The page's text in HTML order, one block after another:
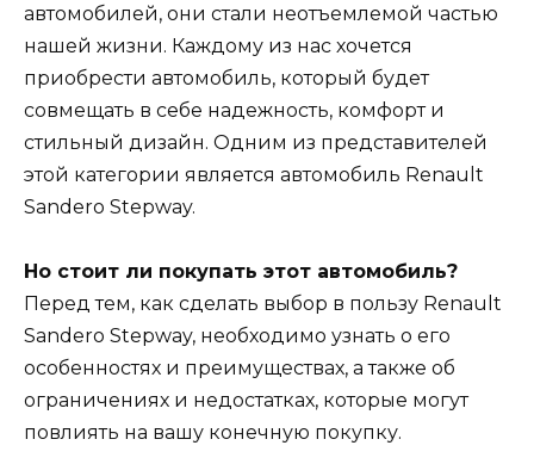
автомобилей, они стали неотъемлемой частью
нашей жизни. Каждому из нас хочется
приобрести автомобиль, который будет
совмещать в себе надежность, комфорт и
стильный дизайн. Одним из представителей
этой категории является автомобиль Renault
Sandero Stepway.
Но стоит ли покупать этот автомобиль?
Перед тем, как сделать выбор в пользу Renault
Sandero Stepway, необходимо узнать о его
особенностях и преимуществах, а также об
ограничениях и недостатках, которые могут
повлиять на вашу конечную покупку.